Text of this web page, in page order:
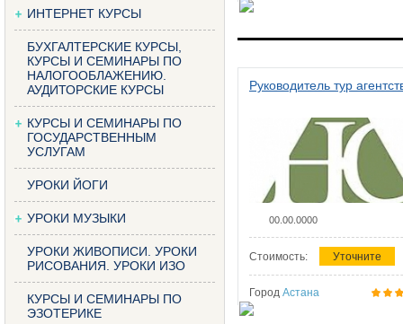
ИНТЕРНЕТ КУРСЫ
БУХГАЛТЕРСКИЕ КУРСЫ,
КУРСЫ И СЕМИНАРЫ ПО
НАЛОГООБЛАЖЕНИЮ.
АУДИТОРСКИЕ КУРСЫ
КУРСЫ И СЕМИНАРЫ ПО
ГОСУДАРСТВЕННЫМ
УСЛУГАМ
УРОКИ ЙОГИ
УРОКИ МУЗЫКИ
УРОКИ ЖИВОПИСИ. УРОКИ
РИСОВАНИЯ. УРОКИ ИЗО
КУРСЫ И СЕМИНАРЫ ПО
ЭЗОТЕРИКЕ
Руководитель тур
00.00.0000
Стоимость: Уточните
Город Астана